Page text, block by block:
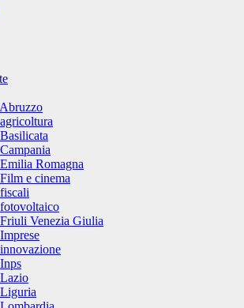
Romagna
e cinema
Venezia Giulia